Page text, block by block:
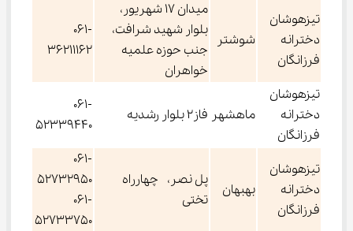
تیزهوشان
دخترانه
فرزانگان
شوشتر
میدان 17 شهریور،
بلوار شهید شرافت،
جنب حوزه علمیه
خواهران
061-
36211162
تیزهوشان
دخترانه
فرزانگان
ماهشهر فاز2 بلوار رشدیه
061-
52339440
تیزهوشان
دخترانه
فرزانگان
بهبهان
پل نصر، چهارراه
تختی
061-
52732950
061-
52733750